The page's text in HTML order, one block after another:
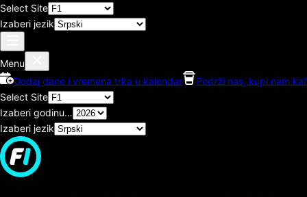
Select Site
Izaberi jezik
Menu
Dodaj dane i vremena trka u kalendar
Podrži nas, kupi nam
Select Site
Izaberi godinu…
Izaberi jezik